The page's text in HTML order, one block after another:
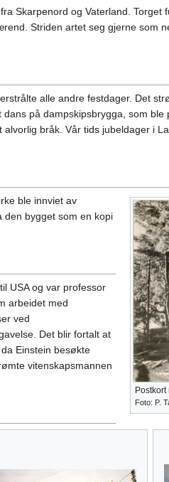
Skarpenord og Vaterland.
Striden artet seg gjerne som
alle andre festdager. Det
på dampskipsbrygga, som
bråk. Vår tids jubeldager i
Postkort
Foto: P.
ble innviet av
den bygget som en kopi
USA og var professor
arbeidet med
ved
Det blir fortalt at
Einstein besøkte
vitenskapsmannen